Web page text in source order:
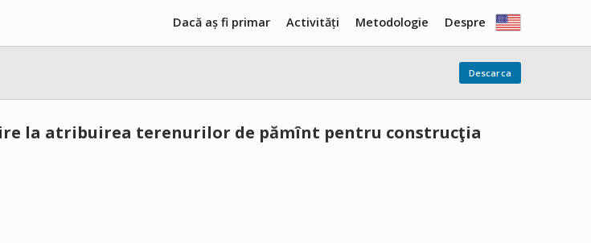
Despre
Metodologie
Activități
Dacă aș fi primar
Descarca
la atribuirea terenurilor de pămînt pentru construcţia